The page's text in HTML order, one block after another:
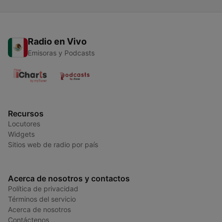
Radio en Vivo
Emisoras y Podcasts
Recursos
Locutores
Widgets
Sitios web de radio por país
Acerca de nosotros y contactos
Política de privacidad
Términos del servicio
Acerca de nosotros
Contáctenos